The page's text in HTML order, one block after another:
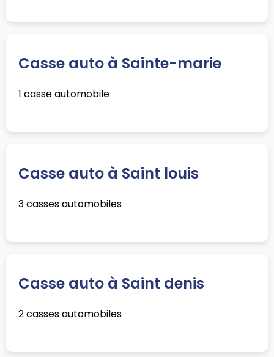
Casse auto à Sainte-marie
1 casse automobile
Casse auto à Saint louis
3 casses automobiles
Casse auto à Saint denis
2 casses automobiles